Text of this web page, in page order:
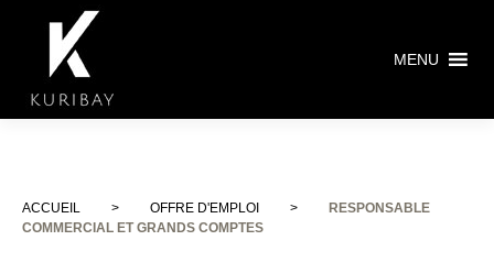
MENU
ACCUEIL > OFFRE D'EMPLOI >
RESPONSABLE
COMMERCIAL ET GRANDS COMPTES